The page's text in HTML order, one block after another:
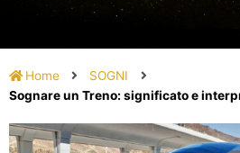
Home
SOGNI
Sognare un Treno: significato e